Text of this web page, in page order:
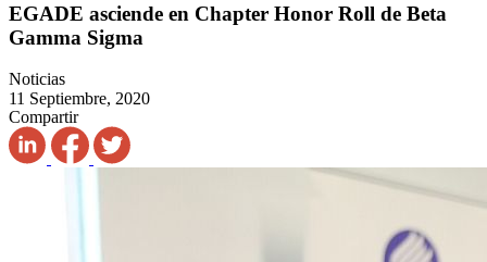
EGADE asciende en Chapter Honor Roll de Beta
Gamma Sigma
Noticias
11 Septiembre, 2020
Compartir